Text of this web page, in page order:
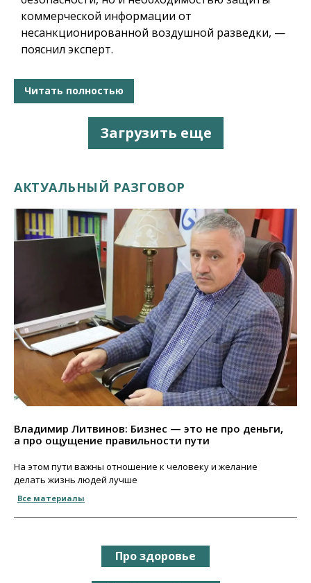
коммерческой информации от
несанкционированной воздушной разведки, —
пояснил эксперт.
Читать полностью
Загрузить еще
АКТУАЛЬНЫЙ РАЗГОВОР
Владимир Литвинов: Бизнес — это не про деньги,
а про ощущение правильности пути
На этом пути важны отношение к человеку и желание
делать жизнь людей лучше
Все материалы
Про здоровье